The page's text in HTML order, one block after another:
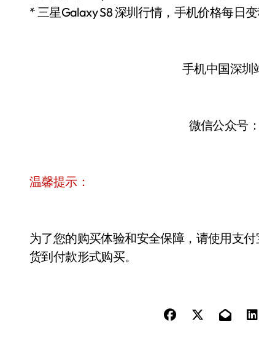
* 三星Galaxy S8 深圳行情，手机价格每日
手机中国深圳
微信公众号
温馨提示：
为了您的购买体验和安全保障，请使用支
货到付款形式购买。